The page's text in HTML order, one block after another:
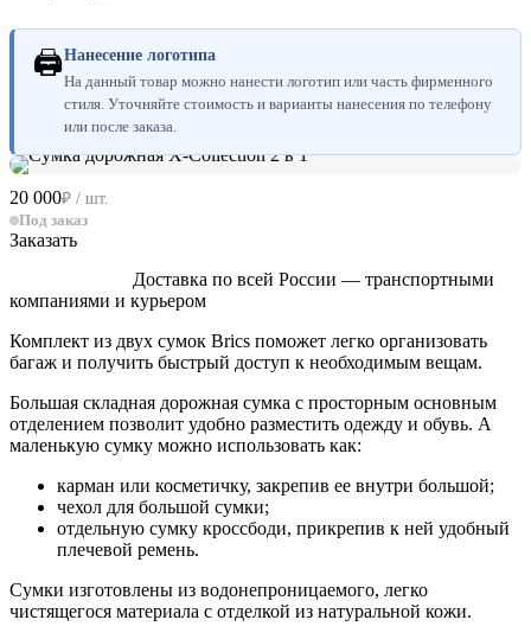
🖨Нанесение логотипа
На данный товар можно нанести логотип или часть фирменного
стиля. Уточняйте стоимость и варианты нанесения по телефону
или после заказа.
20 000₽ / шт.
Под заказ
Заказать
Доставка по всей России — транспортными
компаниями и курьером
Комплект из двух сумок Brics поможет легко организовать
багаж и получить быстрый доступ к необходимым вещам.
Большая складная дорожная сумка с просторным основным
отделением позволит удобно разместить одежду и обувь. А
маленькую сумку можно использовать как:
карман или косметичку, закрепив ее внутри большой;
чехол для большой сумки;
отдельную сумку кроссбоди, прикрепив к ней удобный
плечевой ремень.
Сумки изготовлены из водонепроницаемого, легко
чистящегося материала с отделкой из натуральной кожи.